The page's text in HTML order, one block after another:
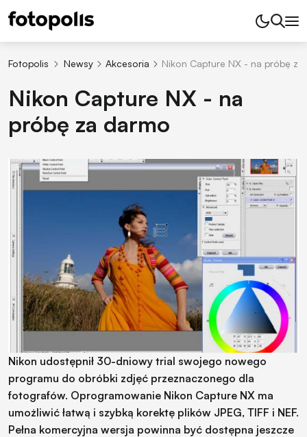
Fotopolis Newsy Akcesoria Nikon Capture NX - na próbę za
Nikon Capture NX - na
próbę za darmo
Nikon udostępnił 30-dniowy trial swojego nowego
programu do obróbki zdjęć przeznaczonego dla
fotografów. Oprogramowanie Nikon Capture NX ma
umożliwić łatwą i szybką korektę plików JPEG, TIFF i NEF.
Pełna komercyjna wersja powinna być dostępna jeszcze